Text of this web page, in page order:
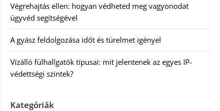
Végrehajtás ellen: hogyan védheted meg vagyonodat
ügyvéd segítségével
A gyász feldolgozása időt és türelmet igényel
Vízálló fülhallgatók típusai: mit jelentenek az egyes IP-
védettségi szintek?
Kategóriák